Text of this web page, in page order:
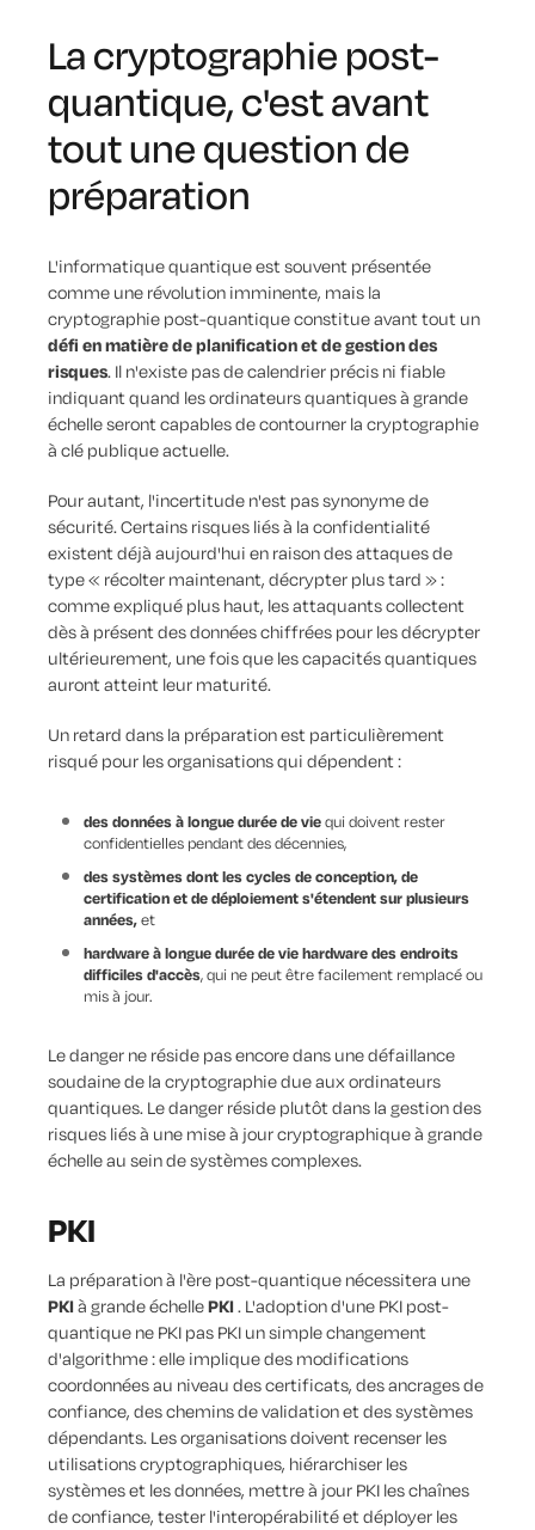
La cryptographie post-
quantique, c'est avant
tout une question de
préparation
L'informatique quantique est souvent présentée
comme une révolution imminente, mais la
cryptographie post-quantique constitue avant tout un
défi en matière de planification et de gestion des
risques. Il n'existe pas de calendrier précis ni fiable
indiquant quand les ordinateurs quantiques à grande
échelle seront capables de contourner la cryptographie
à clé publique actuelle.
Pour autant, l'incertitude n'est pas synonyme de
sécurité. Certains risques liés à la confidentialité
existent déjà aujourd'hui en raison des attaques de
type « récolter maintenant, décrypter plus tard » :
comme expliqué plus haut, les attaquants collectent
dès à présent des données chiffrées pour les décrypter
ultérieurement, une fois que les capacités quantiques
auront atteint leur maturité.
Un retard dans la préparation est particulièrement
risqué pour les organisations qui dépendent :
des données à longue durée de viequi doivent rester
confidentielles pendant des décennies,
des systèmes dont les cycles de conception, de
certification et de déploiement s'étendent sur plusieurs
années,et
hardware à longue durée de vie hardware des endroits
difficiles d'accès, qui ne peut être facilement remplacé ou
mis à jour.
Le danger ne réside pas encore dans une défaillance
soudaine de la cryptographie due aux ordinateurs
quantiques. Le danger réside plutôt dans la gestion des
risques liés à une mise à jour cryptographique à grande
échelle au sein de systèmes complexes.
PKI
La préparation à l'ère post-quantique nécessitera une
PKIà grande échellePKI. L'adoption d'une PKI post-
quantique ne PKI pas PKI un simple changement
d'algorithme : elle implique des modifications
coordonnées au niveau des certificats, des ancrages de
confiance, des chemins de validation et des systèmes
dépendants. Les organisations doivent recenser les
utilisations cryptographiques, hiérarchiser les
systèmes et les données, mettre à jour PKI les chaînes
de confiance, tester l'interopérabilité et déployer les